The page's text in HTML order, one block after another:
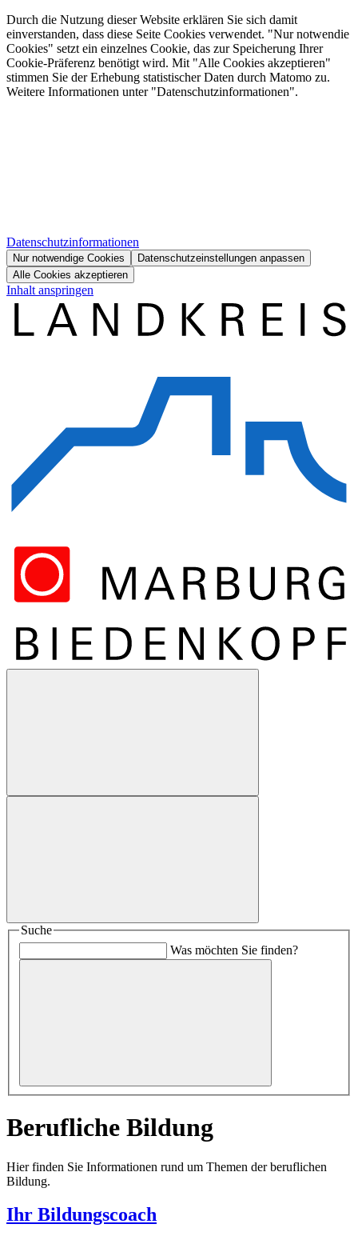
Durch die Nutzung dieser Website erklären Sie sich damit
einverstanden, dass diese Seite Cookies verwendet. "Nur notwendie
Cookies" setzt ein einzelnes Cookie, das zur Speicherung Ihrer
Cookie-Präferenz benötigt wird. Mit "Alle Cookies akzeptieren"
stimmen Sie der Erhebung statistischer Daten durch Matomo zu.
Weitere Informationen unter "Datenschutzinformationen".
Datenschutzinformationen
Nur notwendige Cookies
Datenschutzeinstellungen anpassen
Alle Cookies akzeptieren
Inhalt anspringen
Suche
Was möchten Sie finden?
Berufliche Bildung
Hier finden Sie Informationen rund um Themen der beruflichen
Bildung.
Ihr Bildungscoach